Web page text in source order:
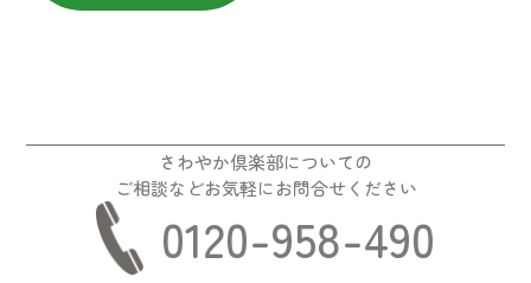
さわやか倶楽部についての
ご相談などお気軽にお問合せください
0120-958-490